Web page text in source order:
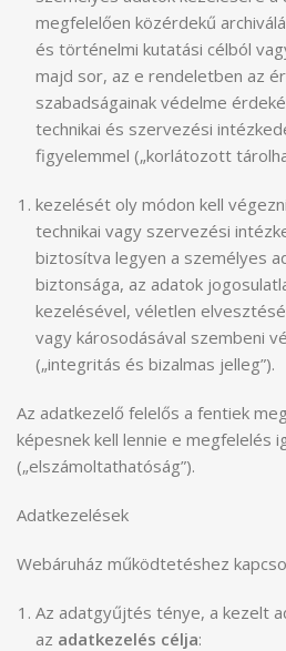
megfelelően közérdekű
és történelmi kutatási célból
majd sor, az e rendeletben az
szabadságainak védelme
technikai és szervezési
figyelemmel („korlátozott
kezelését oly módon kell
technikai vagy szervezési
biztosítva legyen a személyes
biztonsága, az adatok
kezelésével, véletlen
vagy károsodásával szembeni
(„integritás és bizalmas jelleg”).
Az adatkezelő felelős a fentiek
képesnek kell lennie e megfelelés
(„elszámoltathatóság”).
Adatkezelések
Webáruház működtetéshez
Az adatgyűjtés ténye, a kezelt
az adatkezelés célja: